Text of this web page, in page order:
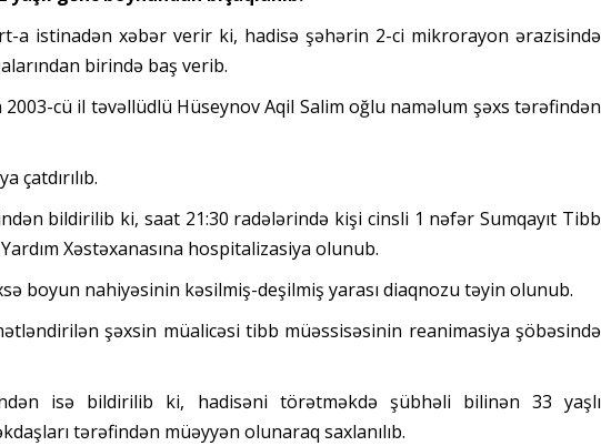
a istinadən xəbər verir ki, hadisə şəhərin 2-ci mikrorayon ərazisində
birində baş verib.
2003-cü il təvəllüdlü Hüseynov Aqil Salim oğlu naməlum şəxs tərəfindən
çatdırılıb.
bildirilib ki, saat 21:30 radələrində kişi cinsli 1 nəfər Sumqayıt Tibb
Xəstəxanasına hospitalizasiya olunub.
boyun nahiyəsinin kəsilmiş-deşilmiş yarası diaqnozu təyin olunub.
şəxsin müalicəsi tibb müəssisəsinin reanimasiya şöbəsində
isə bildirilib ki, hadisəni törətməkdə şübhəli bilinən 33 yaşlı
tərəfindən müəyyən olunaraq saxlanılıb.